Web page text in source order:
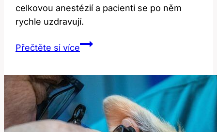
celkovou anestézií a pacienti se po něm
rychle uzdravují.
Přečtěte si víceJak
operace
kosti:
Čas